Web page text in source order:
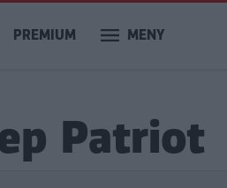
PREMIUM MENY
Patriot